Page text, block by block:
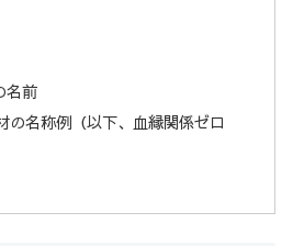
名前
の名称例（以下、血縁関係ゼロ